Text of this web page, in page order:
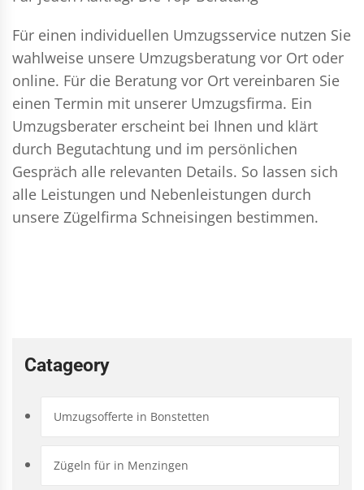
Für einen individuellen Umzugsservice nutzen Sie
wahlweise unsere Umzugsberatung vor Ort oder
online. Für die Beratung vor Ort vereinbaren Sie
einen Termin mit unserer Umzugsfirma. Ein
Umzugsberater erscheint bei Ihnen und klärt
durch Begutachtung und im persönlichen
Gespräch alle relevanten Details. So lassen sich
alle Leistungen und Nebenleistungen durch
unsere Zügelfirma Schneisingen bestimmen.
Catageory
Umzugsofferte in Bonstetten
Zügeln für in Menzingen